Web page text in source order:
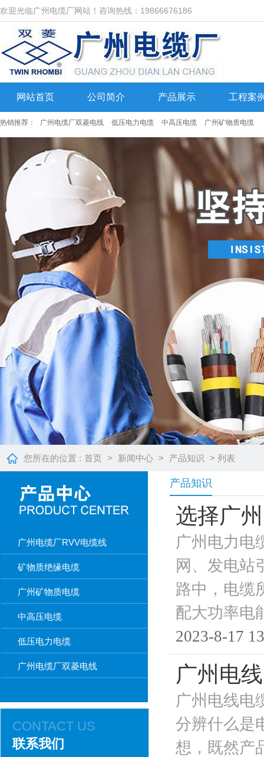
欢迎光临广州电缆厂网站！咨询热线：19866676186
网站首页 公司简介 产品展示 工程案
热销推荐： 广州电缆厂双菱电线 低压电力电缆 中高压电缆 广州矿物质电缆
您所在的位置 : 首页 > 新闻中心 > 产品知识 > 列表
广州电缆厂RVV电缆线
矿物质绝缘电缆
广州矿物质电缆
中高压电缆
低压电力电缆
广州电缆厂双菱电线
CONTACT US
联系我们
产品知识
选择广
广州电力电
网、发电站
路中，电缆
配大功率电
2023-8-17
广州电
广州电线电
分辨什么是
想，既然产